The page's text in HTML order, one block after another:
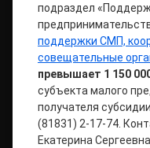
подраздел
поддержки СМП,
совещательные
превышает 1 150
субъекта малого
получателя
(81831) 2-17-74.
Екатерина